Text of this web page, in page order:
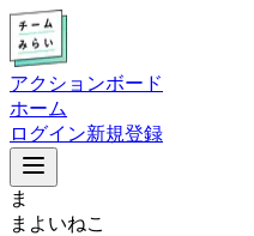
アクションボード
ホーム
ログイン新規登録
ま
まよいねこ